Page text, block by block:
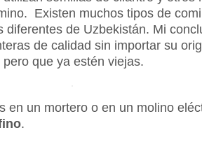
Existen muchos tipos de
diferentes de Uzbekistán. Mi
de calidad sin importar su
que ya estén viejas.
en un mortero o en un molino
.